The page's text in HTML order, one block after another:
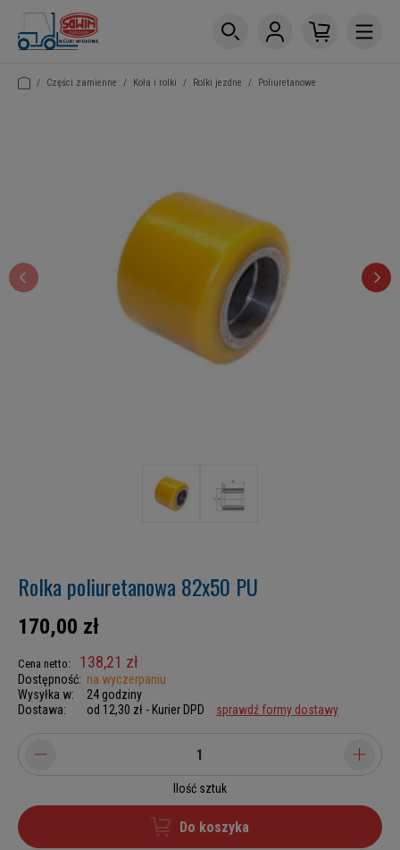
/ Części zamienne / Koła i rolki / Rolki jezdne / Poliuretanowe
Rolka poliuretanowa 82x50 PU
170,00 zł
Cena netto: 138,21 zł
Dostępność: na wyczerpaniu
Wysyłka w:
24 godziny
Dostawa:
od 12,30 zł - Kurier DPD sprawdź formy dostawy
Ilość sztuk
Do koszyka